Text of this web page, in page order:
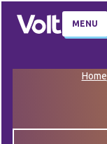
MENU
Home